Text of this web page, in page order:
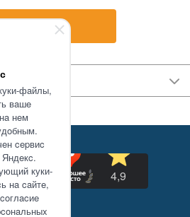
фaйлы,
вaшe
нeм
cepвиc
Яндeкc.
куки-
нa caйтe,
В корзину